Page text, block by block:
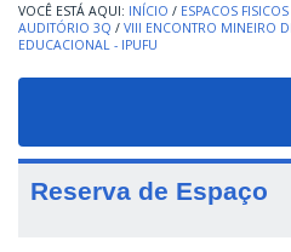
INÍCIO / ESPACOS FISICOS
AUDITÓRIO 3Q / VIII ENCONTRO MINEIRO
EDUCACIONAL - IPUFU
Reserva de Espaço